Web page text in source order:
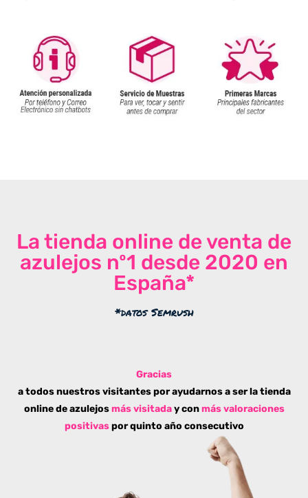
La tienda online de venta de
azulejos nº1 desde 2020 en
España*
*datos Semrush
Gracias
a todos nuestros visitantes por ayudarnos a ser la tienda
online de azulejos más visitaday conmás valoraciones
positivaspor quinto año consecutivo